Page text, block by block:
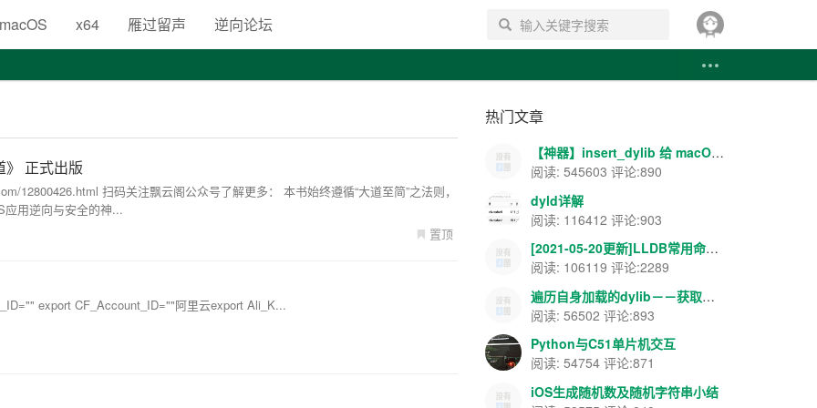
macOS x64 雁过留声 逆向论坛 搜索
》 正式出版
12800426.html 扫码关注飘云阁公众号了解更多： 本书始终遵循“大道至简”之法则，
应用逆向与安全的神...
置顶
export CF_Account_ID=""阿里云export Ali_K...
热门文章
【神器】insert_dylib 给 macOS APP 添加导入表注入--你懂的~~
阅读: 545603 评论:890
dyld详解
阅读: 116412 评论:903
[2021-05-20更新]LLDB常用命令--飘云整理
阅读: 106119 评论:2289
遍历自身加载的dylib－－获取载入地址和ASLR地址等
阅读: 56502 评论:893
Python与C51单片机交互
阅读: 54754 评论:871
iOS生成随机数及随机字符串小结